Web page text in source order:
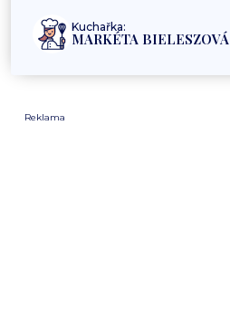
Kuchařka:
MARKÉTA BIELESZOVÁ
Reklama